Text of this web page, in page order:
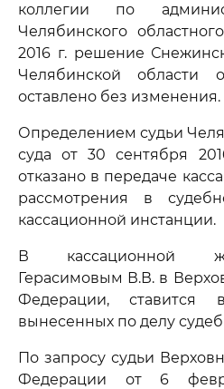
коллегии по
Челябинского
2016 г. решение
Челябинской
оставлено без изменения.
Определением судьи
суда от 30 сентября
отказано в передаче
рассмотрения в
кассационной инстанции.
В кассационной
Герасимовым В.В. в
Федерации, ставится
вынесенных по делу
По запросу судьи
Федерации от 6